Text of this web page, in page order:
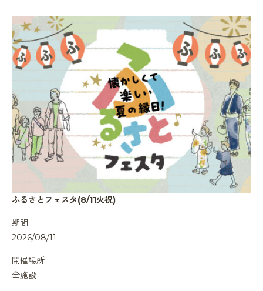
ふるさとフェスタ(8/11火祝)
期間
2026/08/11
開催場所
全施設